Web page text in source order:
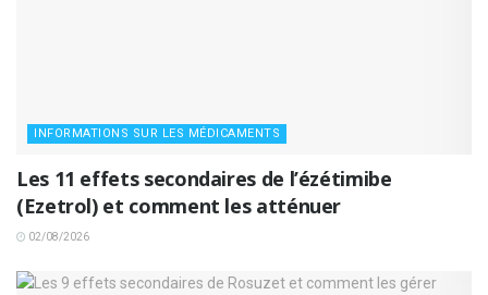
INFORMATIONS SUR LES MÉDICAMENTS
Les 11 effets secondaires de l’ézétimibe
(Ezetrol) et comment les atténuer
02/08/2026